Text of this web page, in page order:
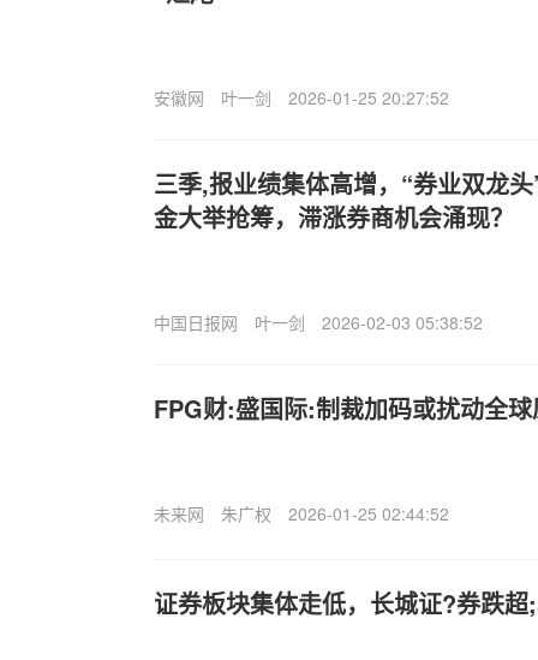
安徽网 叶一剑 2026-01-25 20:27:52
三季,报业绩集体高增，“券业双龙
金大举抢筹，滞涨券商机会涌现？
中国日报网 叶一剑 2026-02-03 05:38:52
FPG财:盛国际:制裁加码或扰动全
未来网 朱广权 2026-01-25 02:44:52
证券板块集体走低，长城证?券跌超